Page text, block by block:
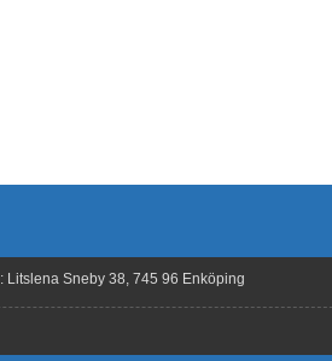
: Litslena Sneby 38, 745 96 Enköping